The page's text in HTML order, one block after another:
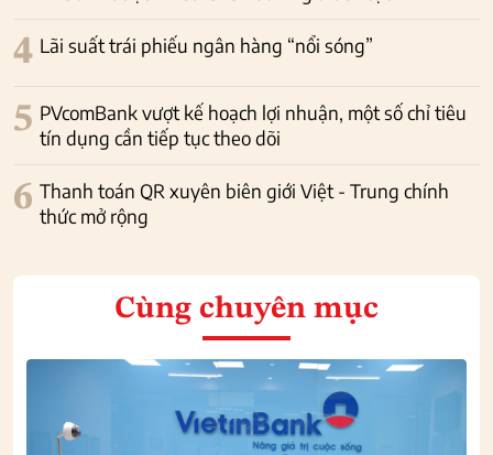
4 Lãi suất trái phiếu ngân hàng “nổi sóng”
5 PVcomBank vượt kế hoạch lợi nhuận, một số chỉ tiêu
tín dụng cần tiếp tục theo dõi
6 Thanh toán QR xuyên biên giới Việt - Trung chính
thức mở rộng
Cùng chuyên mục